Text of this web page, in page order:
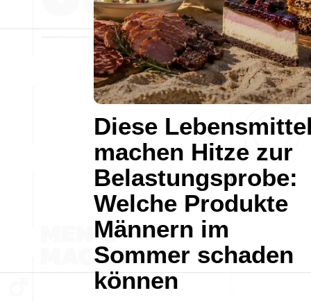
Diese
machen Hitze zur
Belastungsprobe:
Welche Produkte
Männern im
Sommer schaden
können